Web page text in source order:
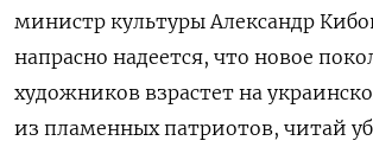
министр культуры Александр
напрасно надеется, что новое
художников взрастет на
из пламенных патриотов, читай